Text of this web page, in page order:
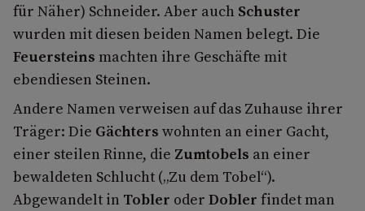
für Näher) Schneider. Aber auch Schuster
wurden mit diesen beiden Namen belegt. Die
Feuersteins machten ihre Geschäfte mit
ebendiesen Steinen.
Andere Namen verweisen auf das Zuhause ihrer
Träger: Die Gächters wohnten an einer Gacht,
einer steilen Rinne, die Zumtobels an einer
bewaldeten Schlucht („Zu dem Tobel“).
Abgewandelt in Tobler oder Dobler findet man